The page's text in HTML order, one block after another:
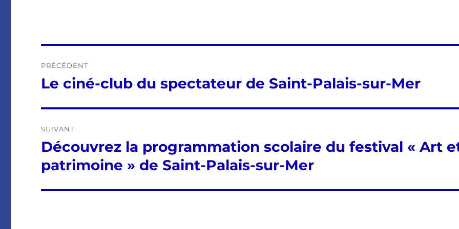
de
PRÉCÉDENT
Publication
Le ciné-club du spectateur de Saint-Palais-sur-Mer
SUIVANT
Publication
suivante :
Découvrez la programmation scolaire du festival « Art
patrimoine » de Saint-Palais-sur-Mer